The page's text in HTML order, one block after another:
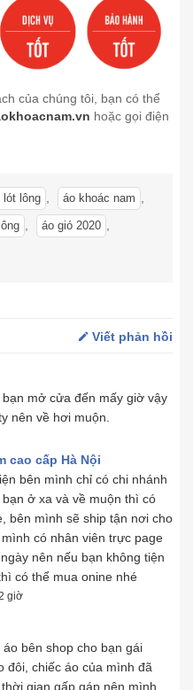
của chúng tôi, bạn có thể
hoặc gọi điện
lót lông áo khoác nam
áo gió 2020
Viết phản hồi
mở cửa đến mấy giờ vậy
nên về hơi muộn.
cao cấp Hà Nội
bên mình chỉ có chi nhánh
ở xa và về muộn thì có
bên mình sẽ ship tận nơi cho
có nhân viên trực page
nên nếu bạn không tiện
có thể mua onine nhé
giờ
bên shop cho bạn gái
đôi, chiếc áo của mình đã
gian gấp gáp nên mình